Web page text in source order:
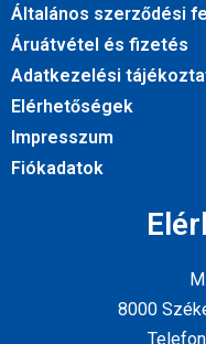
Általános szerződési
Áruátvétel és fizetés
Adatkezelési
Elérhetőségek
Impresszum
Fiókadatok
8000